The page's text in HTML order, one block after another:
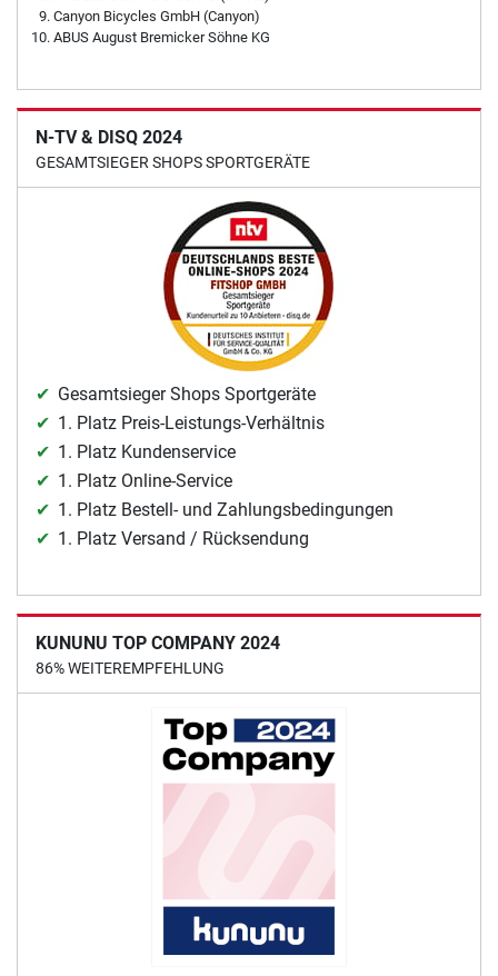
Canyon Bicycles GmbH (Canyon)
ABUS August Bremicker Söhne KG
N-TV & DISQ 2024
GESAMTSIEGER SHOPS SPORTGERÄTE
Gesamtsieger Shops Sportgeräte
1. Platz Preis-Leistungs-Verhältnis
1. Platz Kundenservice
1. Platz Online-Service
1. Platz Bestell- und Zahlungsbedingungen
1. Platz Versand / Rücksendung
KUNUNU TOP COMPANY 2024
86% WEITEREMPFEHLUNG